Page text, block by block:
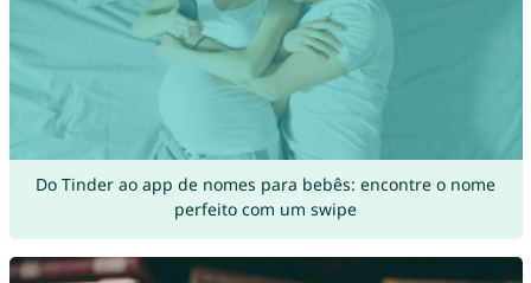
Do Tinder ao app de nomes para bebês: encontre o nome
perfeito com um swipe